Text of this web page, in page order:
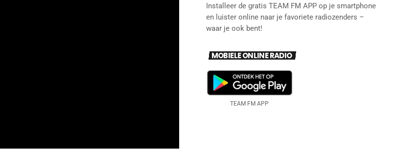
Installeer de gratis TEAM FM APP op je smartphone
en luister online naar je favoriete radiozenders –
waar je ook bent!
MOBIELE ONLINE RADIO
TEAM FM APP